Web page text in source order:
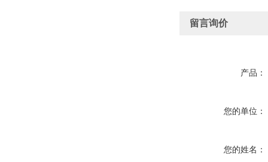
留言询价
产品：
您的单位：
您的姓名：